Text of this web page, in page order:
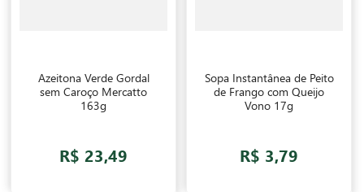
Azeitona Verde Gordal
sem Caroço Mercatto
163g
R$ 23,49
Sopa Instantânea de Peito
de Frango com Queijo
Vono 17g
R$ 3,79